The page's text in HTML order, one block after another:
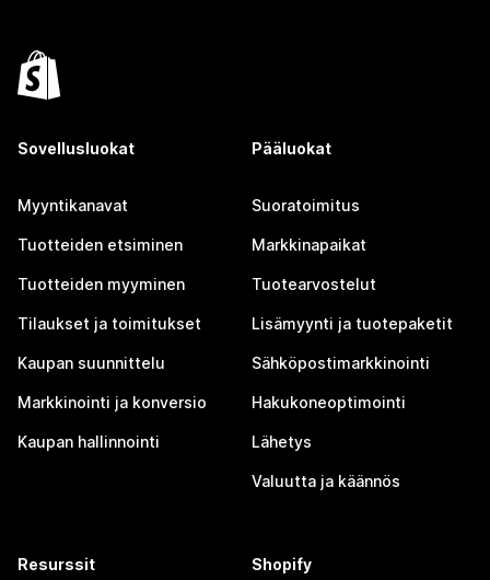
Sovellusluokat
Myyntikanavat
Tuotteiden etsiminen
Tuotteiden myyminen
Tilaukset ja toimitukset
Kaupan suunnittelu
Markkinointi ja konversio
Kaupan hallinnointi
Pääluokat
Suoratoimitus
Markkinapaikat
Tuotearvostelut
Lisämyynti ja tuotepaketit
Sähköpostimarkkinointi
Hakukoneoptimointi
Lähetys
Valuutta ja käännös
Resurssit Shopify